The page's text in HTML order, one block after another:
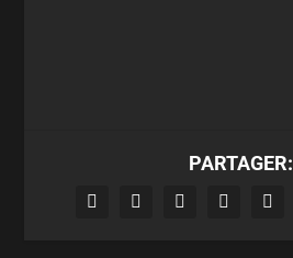
PARTAGER: